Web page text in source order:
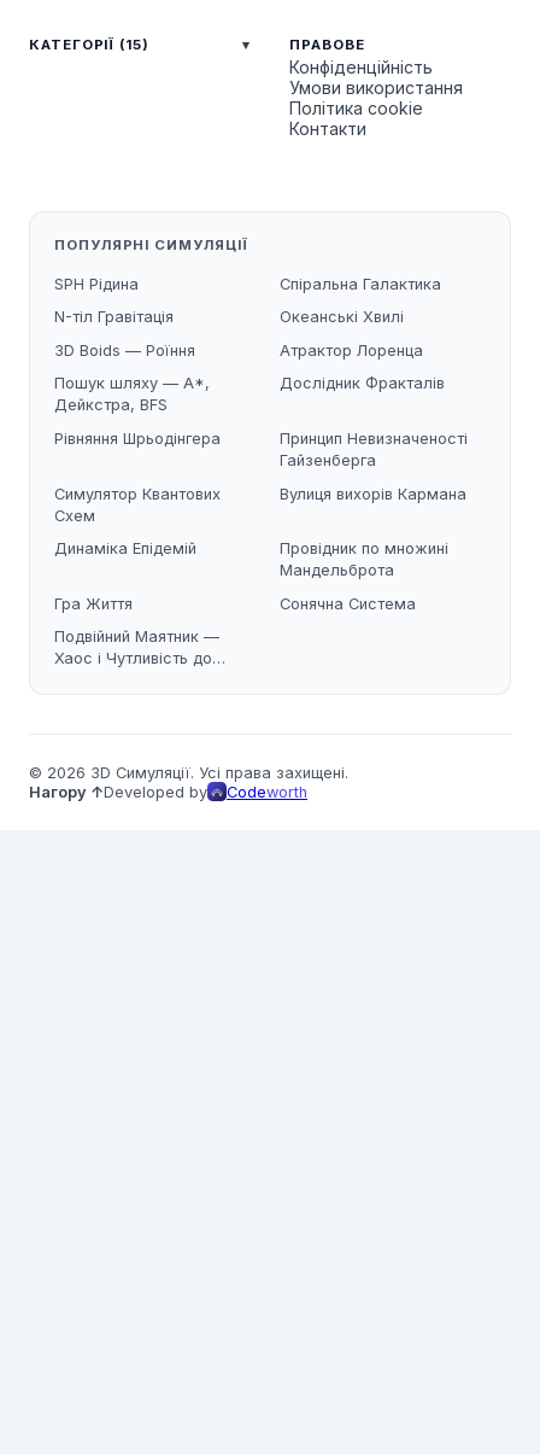
КАТЕГОРІЇ (15) ПРАВОВЕ
Конфіденційність
Умови використання
Політика cookie
Контакти
ПОПУЛЯРНІ СИМУЛЯЦІЇ
SPH Рідина
Спіральна Галактика
N-тіл Гравітація
Океанські Хвилі
3D Boids — Роїння
Атрактор Лоренца
Пошук шляху — A*,
Дейкстра, BFS
Дослідник Фракталів
Рівняння Шрьодінгера
Принцип Невизначеності
Гайзенберга
Симулятор Квантових
Схем
Вулиця вихорів Кармана
Динаміка Епідемій
Провідник по множині
Мандельброта
Гра Життя
Сонячна Система
Подвійний Маятник —
Хаос і Чутливість до
© 2026 3D Симуляції. Усі права захищені.
Нагору ↑Developed by Codeworth